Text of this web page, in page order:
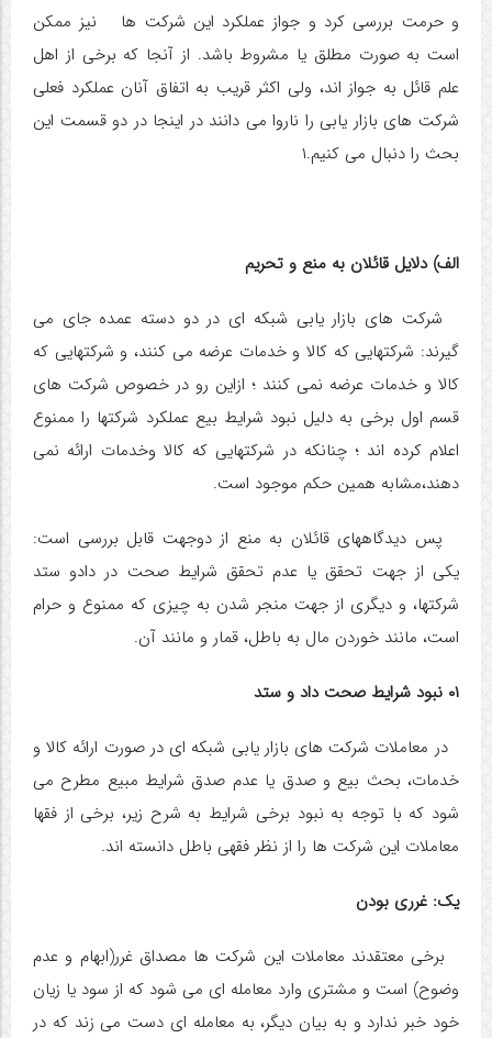
و حرمت بررسی کرد و جواز عملکرد این شرکت ها نیز ممکن
است به صورت مطلق یا مشروط باشد. از آنجا که برخی از اهل
علم قائل به جواز اند، ولی اکثر قریب به اتفاق آنان عملکرد فعلی
شرکت های بازار یابی را ناروا می دانند در اینجا در دو قسمت این
بحث را دنبال می کنیم.۱
الف) دلایل قائلان به منع و تحریم
شرکت های بازار یابی شبکه ای در دو دسته عمده جای می
گیرند: شرکتهایی که کالا و خدمات عرضه می کنند، و شرکتهایی که
کالا و خدمات عرضه نمی کنند ؛ ازاین رو در خصوص شرکت های
قسم اول برخی به دلیل نبود شرایط بیع عملکرد شرکتها را ممنوع
اعلام کرده اند ؛ چنانکه در شرکتهایی که کالا وخدمات ارائه نمی
دهند،مشابه همین حکم موجود است.
پس دیدگاههای قائلان به منع از دوجهت قابل بررسی است:
یکی از جهت تحقق یا عدم تحقق شرایط صحت در دادو ستد
شرکتها، و دیگری از جهت منجر شدن به چیزی که ممنوع و حرام
است، مانند خوردن مال به باطل، قمار و مانند آن.
۰۱ نبود شرایط صحت داد و ستد
در معاملات شرکت های بازار یابی شبکه ای در صورت ارائه کالا و
خدمات، بحث بیع و صدق یا عدم صدق شرایط مبیع مطرح می
شود که با توجه به نبود برخی شرایط به شرح زیر، برخی از فقها
معاملات این شرکت ها را از نظر فقهی باطل دانسته اند.
یک: غرری بودن
برخی معتقدند معاملات این شرکت ها مصداق غرر(ابهام و عدم
وضوح) است و مشتری وارد معامله ای می شود که از سود یا زیان
خود خبر ندارد و به بیان دیگر، به معامله ای دست می زند که در